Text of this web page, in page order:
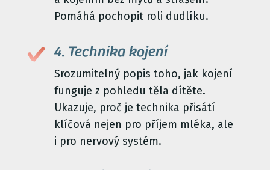
Pomáhá pochopit roli dudlíku.
4. Technika kojení
Srozumitelný popis toho, jak kojení
funguje z pohledu těla dítěte.
Ukazuje, proč je technika přisátí
klíčová nejen pro příjem mléka, ale
i pro nervový systém.